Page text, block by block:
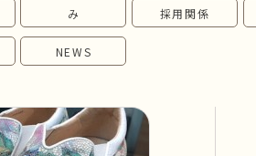
み
採用関係
NEWS